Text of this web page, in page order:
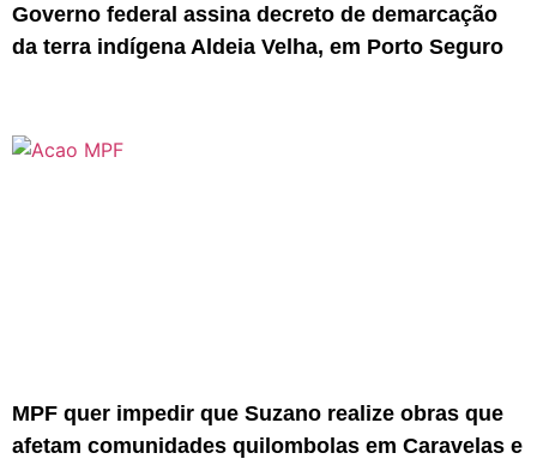
Governo federal assina decreto de demarcação
da terra indígena Aldeia Velha, em Porto Seguro
MPF quer impedir que Suzano realize obras que
afetam comunidades quilombolas em Caravelas e